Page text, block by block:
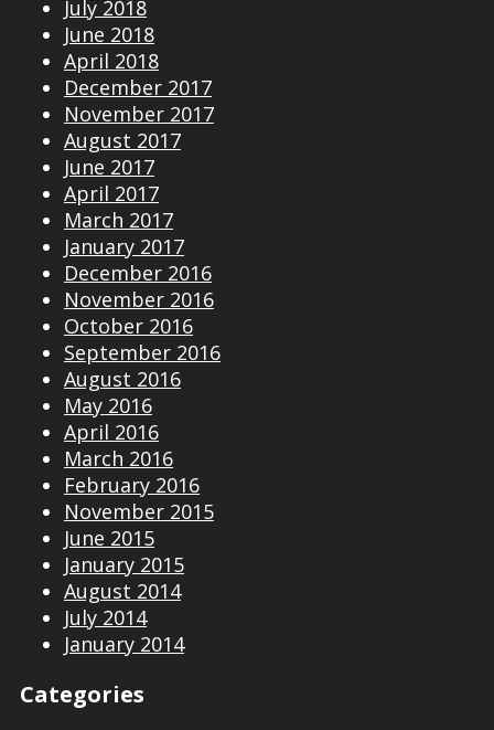
July 2018
June 2018
April 2018
December 2017
November 2017
August 2017
June 2017
April 2017
March 2017
January 2017
December 2016
November 2016
October 2016
September 2016
August 2016
May 2016
April 2016
March 2016
February 2016
November 2015
June 2015
January 2015
August 2014
July 2014
January 2014
Categories